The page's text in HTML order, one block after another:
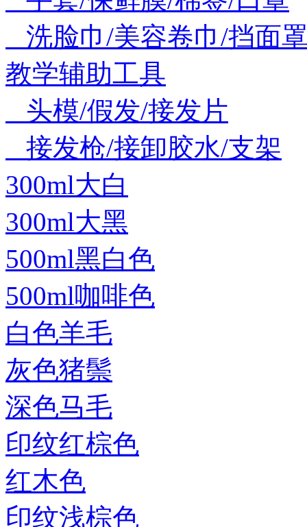
洗脸巾/美容卷巾/挡面
教学辅助工具
头模/假发/接发片
接发枪/接卸胶水/支架
300ml大白
300ml大黑
500ml黑白色
500ml咖啡色
白色羊毛
灰色猪鬃
深色马毛
印纹红棕色
红木色
印纹浅棕色